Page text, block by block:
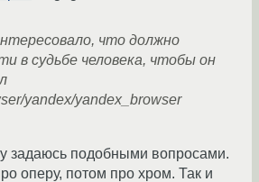
что должно
в судьбе человека, чтобы он
yandex/yandex_browser
задаюсь подобными вопросами.
оперу, потом про хром. Так и